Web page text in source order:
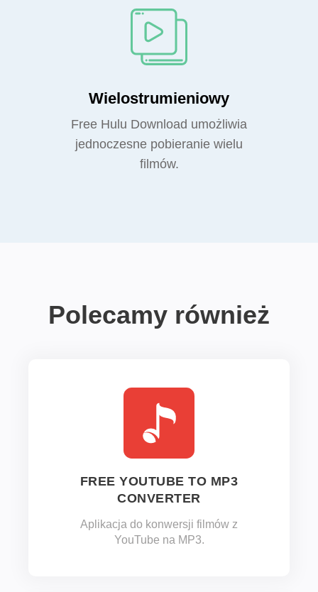
Wielostrumieniowy
Free Hulu Download umożliwia
jednoczesne pobieranie wielu
filmów.
Polecamy również
FREE YOUTUBE TO MP3
CONVERTER
Aplikacja do konwersji filmów z
YouTube na MP3.